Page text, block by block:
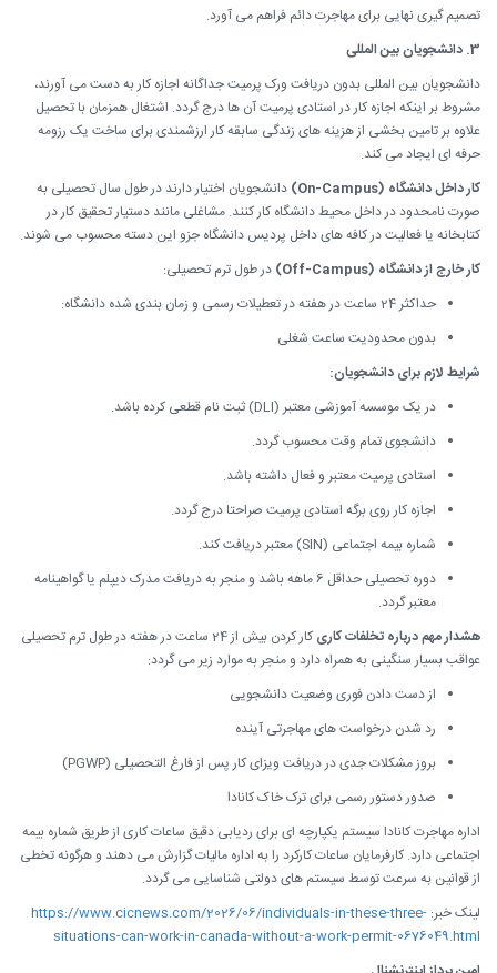
تصمیم گیری نهایی برای مهاجرت دائم فراهم می آورد.
3. دانشجویان بین المللی
دانشجویان بین المللی بدون دریافت ورک پرمیت جداگانه اجازه کار به دست می آورند،
مشروط بر اینکه اجازه کار در استادی پرمیت آن ها درج گردد. اشتغال همزمان با تحصیل
علاوه بر تامین بخشی از هزینه های زندگی سابقه کار ارزشمندی برای ساخت یک رزومه
حرفه ای ایجاد می کند.
کار داخل دانشگاه (On-Campus)
دانشجویان اختیار دارند در طول سال تحصیلی به
صورت نامحدود در داخل محیط دانشگاه کار کنند. مشاغلی مانند دستیار تحقیق کار در
کتابخانه یا فعالیت در کافه های داخل پردیس دانشگاه جزو این دسته محسوب می شوند.
کار خارج از دانشگاه (Off-Campus)
در طول ترم تحصیلی:
حداکثر 24 ساعت در هفته در تعطیلات رسمی و زمان بندی شده دانشگاه:
بدون محدودیت ساعت شغلی
شرایط لازم برای دانشجویان:
در یک موسسه آموزشی معتبر (DLI) ثبت نام قطعی کرده باشد.
دانشجوی تمام وقت محسوب گردد.
استادی پرمیت معتبر و فعال داشته باشد.
اجازه کار روی برگه استادی پرمیت صراحتا درج گردد.
شماره بیمه اجتماعی (SIN) معتبر دریافت کند.
دوره تحصیلی حداقل 6 ماهه باشد و منجر به دریافت مدرک دیپلم یا گواهینامه
معتبر گردد.
هشدار مهم درباره تخلفات کاری
کار کردن بیش از 24 ساعت در هفته در طول ترم تحصیلی
عواقب بسیار سنگینی به همراه دارد و منجر به موارد زیر می گردد:
از دست دادن فوری وضعیت دانشجویی
رد شدن درخواست های مهاجرتی آینده
بروز مشکلات جدی در دریافت ویزای کار پس از فارغ التحصیلی (PGWP)
صدور دستور رسمی برای ترک خاک کانادا
اداره مهاجرت کانادا سیستم یکپارچه ای برای ردیابی دقیق ساعات کاری از طریق شماره بیمه
اجتماعی دارد. کارفرمایان ساعات کارکرد را به اداره مالیات گزارش می دهند و هرگونه تخطی
از قوانین به سرعت توسط سیستم های دولتی شناسایی می گردد.
لینک خبر: https://www.cicnews.com/2026/06/individuals-in-these-three-
situations-can-work-in-canada-without-a-work-permit-0676049.html